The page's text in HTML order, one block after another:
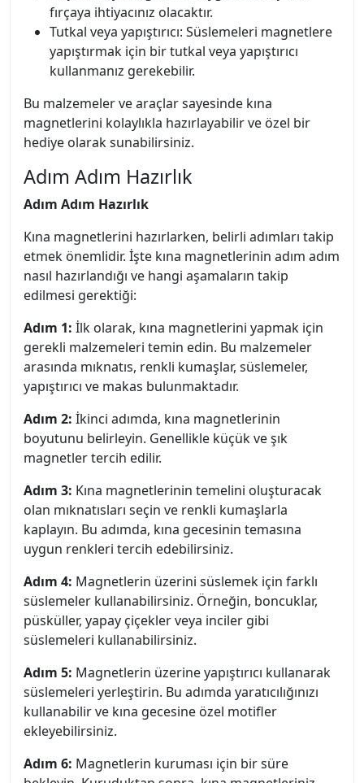
fırçaya ihtiyacınız olacaktır.
Tutkal veya yapıştırıcı: Süslemeleri magnetlere
yapıştırmak için bir tutkal veya yapıştırıcı
kullanmanız gerekebilir.
Bu malzemeler ve araçlar sayesinde kına
magnetlerini kolaylıkla hazırlayabilir ve özel bir
hediye olarak sunabilirsiniz.
Adım Adım Hazırlık
Adım Adım Hazırlık
Kına magnetlerini hazırlarken, belirli adımları takip
etmek önemlidir. İşte kına magnetlerinin adım adım
nasıl hazırlandığı ve hangi aşamaların takip
edilmesi gerektiği:
Adım 1: İlk olarak, kına magnetlerini yapmak için
gerekli malzemeleri temin edin. Bu malzemeler
arasında mıknatıs, renkli kumaşlar, süslemeler,
yapıştırıcı ve makas bulunmaktadır.
Adım 2: İkinci adımda, kına magnetlerinin
boyutunu belirleyin. Genellikle küçük ve şık
magnetler tercih edilir.
Adım 3: Kına magnetlerinin temelini oluşturacak
olan mıknatısları seçin ve renkli kumaşlarla
kaplayın. Bu adımda, kına gecesinin temasına
uygun renkleri tercih edebilirsiniz.
Adım 4: Magnetlerin üzerini süslemek için farklı
süslemeler kullanabilirsiniz. Örneğin, boncuklar,
püsküller, yapay çiçekler veya inciler gibi
süslemeleri kullanabilirsiniz.
Adım 5: Magnetlerin üzerine yapıştırıcı kullanarak
süslemeleri yerleştirin. Bu adımda yaratıcılığınızı
kullanabilir ve kına gecesine özel motifler
ekleyebilirsiniz.
Adım 6: Magnetlerin kuruması için bir süre